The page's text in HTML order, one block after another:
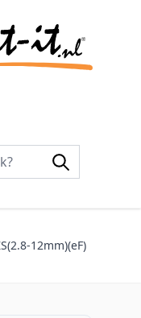
12mm)(eF)